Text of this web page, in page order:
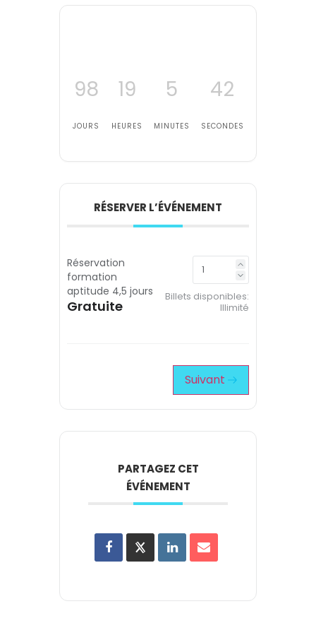
98
JOURS
19
HEURES
5
MINUTES
41
SECONDES
RÉSERVER L’ÉVÉNEMENT
Réservation
formation
aptitude 4,5 jours
Gratuite
Billets disponibles:
Illimité
Suivant
PARTAGEZ CET
ÉVÉNEMENT